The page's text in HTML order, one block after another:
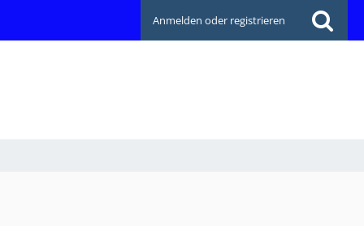
Anmelden oder registrieren